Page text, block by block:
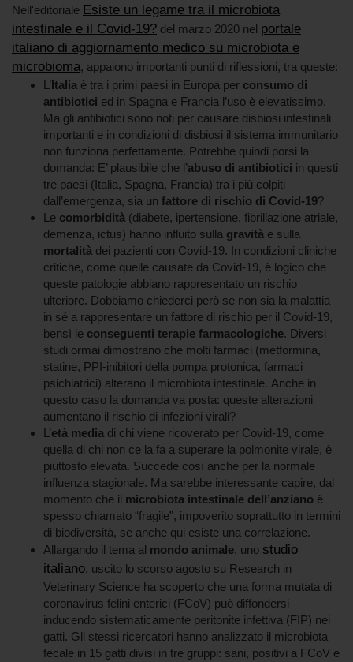
Nell'editoriale Esiste un legame tra il microbiota
intestinale e il Covid-19? del marzo 2020 nel portale
italiano di aggiornamento medico su microbiota e
microbioma, appaiono importanti punti di riflessioni, tra queste:
L’Italia è tra i primi paesi in Europa per consumo di
antibiotici ed in Spagna e Francia l’uso è elevatissimo.
Ma gli antibiotici sono noti per causare disbiosi intestinali
importanti e in condizioni di disbiosi il sistema immunitario
non funziona perfettamente. Potrebbe quindi porsi la
domanda: E’ plausibile che l’abuso di antibiotici in questi
tre paesi (Italia, Spagna, Francia) tra i più colpiti
dall’emergenza, sia un fattore di rischio di Covid-19?
Le comorbidità (diabete, ipertensione, fibrillazione atriale,
demenza, ictus) hanno influito sulla gravità e sulla
mortalità dei pazienti con Covid-19. In condizioni cliniche
critiche, come quelle causate da Covid-19, è logico che
queste patologie abbiano rappresentato un rischio
ulteriore. Dobbiamo chiederci però se non sia la malattia
in sé a rappresentare un fattore di rischio per il Covid-19,
bensì le conseguenti terapie farmacologiche. Diversi
studi ormai dimostrano che molti farmaci (metformina,
statine, PPI-inibitori della pompa protonica, farmaci
psichiatrici) alterano il microbiota intestinale. Anche in
questo caso la domanda va posta: queste alterazioni
aumentano il rischio di infezioni virali?
L’età media di chi viene ricoverato per Covid-19, come
quella di chi non ce la fa a superare la polmonite virale, è
piuttosto elevata. Succede così anche per la normale
influenza stagionale. Ma sarebbe interessante capire, dal
momento che il microbiota intestinale dell’anziano è
spesso chiamato “fragile”, impoverito soprattutto in termini
di biodiversità, se anche qui esiste una correlazione.
Allargando il tema al mondo animale, uno studio
italiano, uscito lo scorso agosto su Research in
Veterinary Science ha scoperto che una forma mutata di
coronavirus felini enterici (FCoV) può diffondersi
inducendo sistematicamente peritonite infettiva (FIP) nei
gatti. Gli stessi ricercatori hanno analizzato il microbiota
fecale in 15 gatti divisi in tre gruppi: sani, positivi a FCoV e